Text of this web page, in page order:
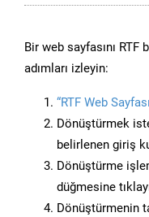
Bir web sayfasını
adımları izleyin:
“RTF Web
Dönüştürmek
belirlenen giriş
Dönüştürme
düğmesine
Dönüştürmenin